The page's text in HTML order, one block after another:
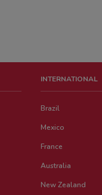
INTERNATIONAL
Brazil
Mexico
France
Australia
New Zealand